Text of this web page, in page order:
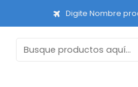
Digite Nombre